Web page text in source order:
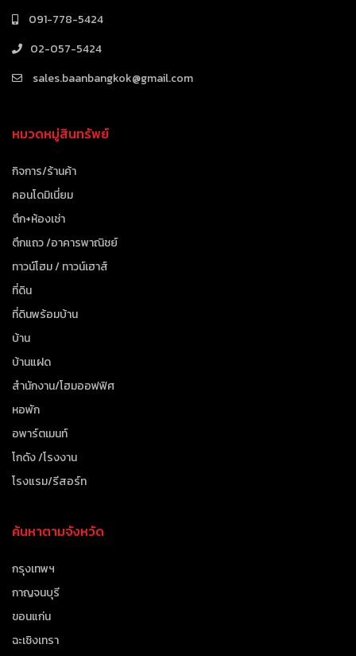
091-778-5424
02-057-5424
sales.baanbangkok@gmail.com
หมวดหมู่สินทรัพย์
กิจการ/ร้านค้า
คอนโดมิเนี่ยม
ตึก+ห้องเช่า
ตึกแถว /อาคารพาณิชย์
ทาวน์โฮม / ทาวน์เฮาส์
ที่ดิน
ที่ดินพร้อมบ้าน
บ้าน
บ้านแฝด
สำนักงาน/โฮมออฟฟิศ
หอพัก
อพาร์ตเมนท์
โกดัง /โรงงาน
โรงแรม/รีสอร์ท
ค้นหาตามจังหวัด
กรุงเทพฯ
กาญจนบุรี
ขอนแก่น
ฉะเชิงเทรา